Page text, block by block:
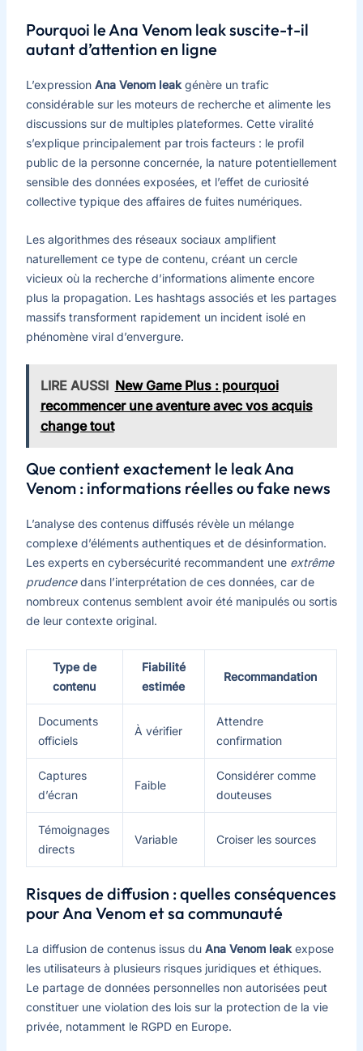
Pourquoi le Ana Venom leak suscite-t-il
autant d’attention en ligne
L’expression Ana Venom leakgénère un trafic
considérable sur les moteurs de recherche et alimente les
discussions sur de multiples plateformes. Cette viralité
s’explique principalement par trois facteurs : le profil
public de la personne concernée, la nature potentiellement
sensible des données exposées, et l’effet de curiosité
collective typique des affaires de fuites numériques.
Les algorithmes des réseaux sociaux amplifient
naturellement ce type de contenu, créant un cercle
vicieux où la recherche d’informations alimente encore
plus la propagation. Les hashtags associés et les partages
massifs transforment rapidement un incident isolé en
phénomène viral d’envergure.
LIRE AUSSI New Game Plus : pourquoi
recommencer une aventure avec vos acquis
change tout
Que contient exactement le leak Ana
Venom : informations réelles ou fake news
L’analyse des contenus diffusés révèle un mélange
complexe d’éléments authentiques et de désinformation.
Les experts en cybersécurité recommandent une extrême
prudencedans l’interprétation de ces données, car de
nombreux contenus semblent avoir été manipulés ou sortis
de leur contexte original.
Type de
contenu
Fiabilité
estimée
Recommandation
Documents
officiels
À vérifier
Attendre
confirmation
Captures
d’écran
Faible
Considérer comme
douteuses
Témoignages
directs
Variable Croiser les sources
Risques de diffusion : quelles conséquences
pour Ana Venom et sa communauté
La diffusion de contenus issus du Ana Venom leakexpose
les utilisateurs à plusieurs risques juridiques et éthiques.
Le partage de données personnelles non autorisées peut
constituer une violation des lois sur la protection de la vie
privée, notamment le RGPD en Europe.